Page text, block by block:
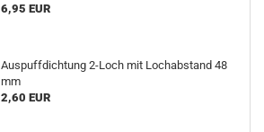
6,95 EUR
Auspuffdichtung 2-Loch mit Lochabstand 48
mm
2,60 EUR